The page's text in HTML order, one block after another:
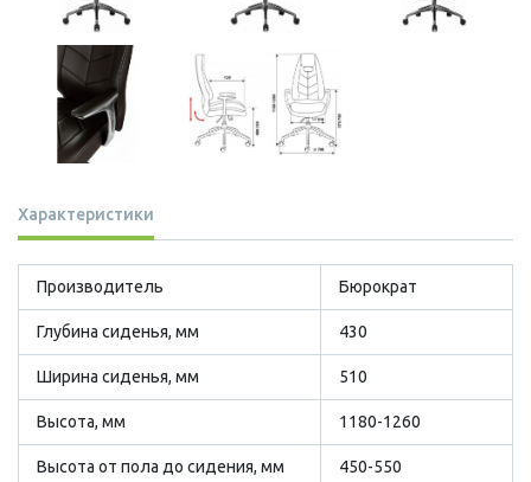
Характеристики
Производитель Бюрократ
Глубина сиденья, мм 430
Ширина сиденья, мм 510
Высота, мм 1180-1260
Высота от пола до сидения, мм 450-550